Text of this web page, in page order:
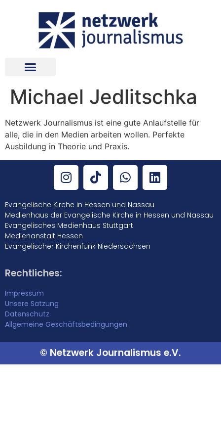
Michael Jedlitschka
Netzwerk Journalismus ist eine gute Anlaufstelle für
alle, die in den Medien arbeiten wollen. Perfekte
Ausbildung in Theorie und Praxis.
Evangelische Kirche in Hessen und Nassau
Medienhaus der Evangelische Kirche in Hessen und Nassau
Evangelisches Medienhaus Stuttgart
Medienanstalt Hessen
Evangelischer Kirchenfunk Niedersachsen
Rechtliches:
Impressum
Unsere Satzung
Datenschutz
Allgemeine Geschäftsbedingungen
© Netzwerk Journalismus e.V.